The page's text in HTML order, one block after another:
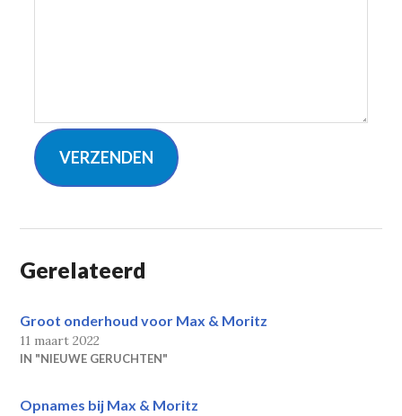
VERZENDEN
Gerelateerd
Groot onderhoud voor Max & Moritz
11 maart 2022
IN "NIEUWE GERUCHTEN"
Opnames bij Max & Moritz